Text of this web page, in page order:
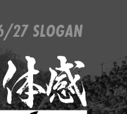
27 SLOGAN